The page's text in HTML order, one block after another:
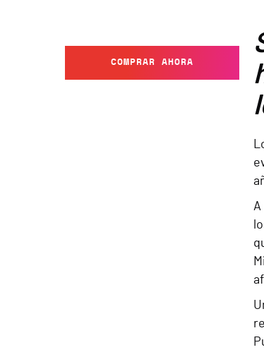
COMPRAR AHORA
A